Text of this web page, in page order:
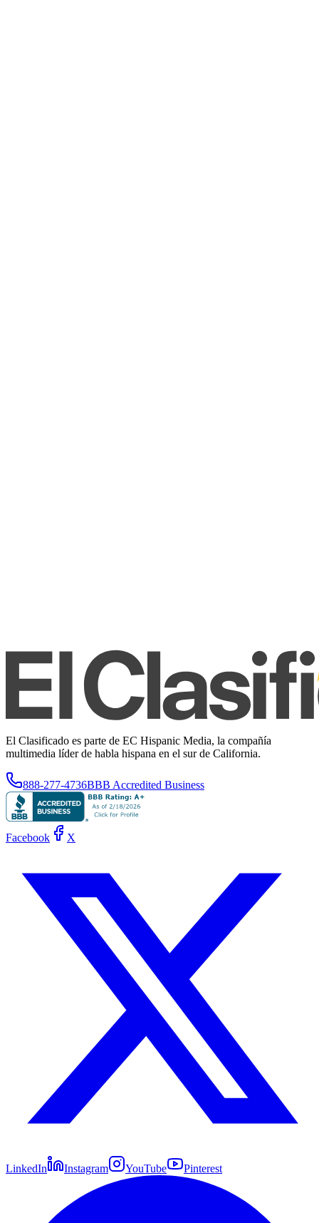
El Clasificado es parte de EC Hispanic Media, la compañía
multimedia líder de habla hispana en el sur de California.
888-277-4736BBB Accredited Business
Facebook X
LinkedIn Instagram YouTube Pinterest